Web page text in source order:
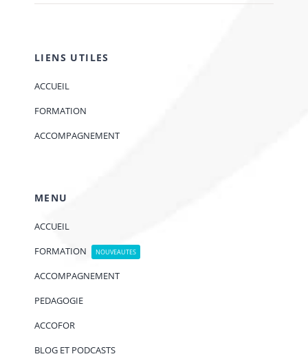
LIENS UTILES
ACCUEIL
FORMATION
ACCOMPAGNEMENT
MENU
ACCUEIL
FORMATION
NOUVEAUTES
ACCOMPAGNEMENT
PEDAGOGIE
ACCOFOR
BLOG ET PODCASTS